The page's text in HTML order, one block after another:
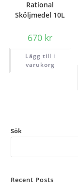
Rational
Sköljmedel 10L
670 kr
Lägg till i
varukorg
Sök
Recent Posts